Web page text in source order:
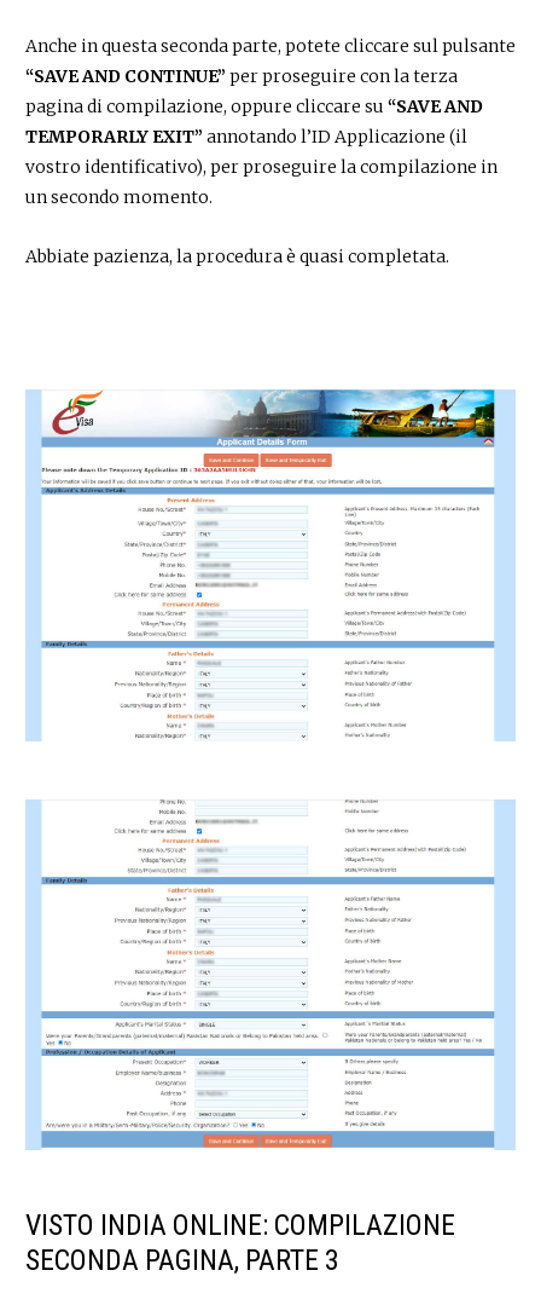
Anche in questa seconda parte, potete cliccare sul pulsante
“SAVE AND CONTINUE” per proseguire con la terza
pagina di compilazione, oppure cliccare su “SAVE AND
TEMPORARLY EXIT” annotando l’ID Applicazione (il
vostro identificativo), per proseguire la compilazione in
un secondo momento.
Abbiate pazienza, la procedura è quasi completata.
VISTO INDIA ONLINE: COMPILAZIONE
SECONDA PAGINA, PARTE 3